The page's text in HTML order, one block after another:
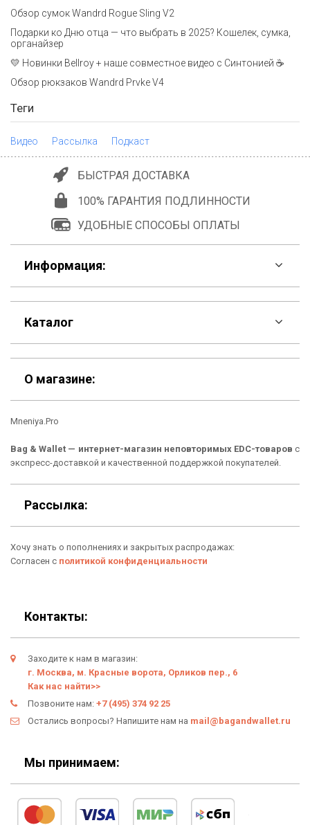
Обзор сумок Wandrd Rogue Sling V2
Подарки ко Дню отца — что выбрать в 2025? Кошелек, сумка,
органайзер
💛 Новинки Bellroy + наше совместное видео с Синтонией ☕
Обзор рюкзаков Wandrd Prvke V4
Теги
Видео Рассылка Подкаст
БЫСТРАЯ ДОСТАВКА
100% ГАРАНТИЯ ПОДЛИННОСТИ
УДОБНЫЕ СПОСОБЫ ОПЛАТЫ
Информация:
F.A.Q
Контакты
Шоурум
Материалы
Подарочные сертификаты
О нас
Отзывы о Bag & Wallet
Гарантия
Условия возврата
Оферта
Политика конфиденциальности
Каталог
Скидки
Кошельки
Сумки
Новинки
Подарки
О магазине:
Mneniya.Pro
Bag & Wallet — интернет-магазин неповторимых EDC-товаров с
экспресс-доставкой и качественной поддержкой покупателей.
Рассылка:
Хочу знать о пополнениях и закрытых распродажах:
Согласен с политикой конфиденциальности
Контакты:
Заходите к нам в магазин:
г. Москва, м. Красные ворота, Орликов пер., 6
Как нас найти>>
Позвоните нам: +7 (495) 374 92 25
Остались вопросы? Напишите нам на mail@bagandwallet.ru
Мы принимаем: